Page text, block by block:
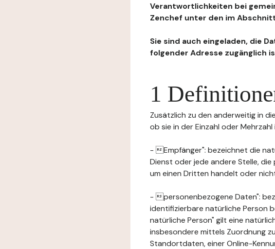
Verantwortlichkeiten bei
Zenchef unter den im
Sie sind auch eingeladen, die
folgender Adresse zugänglich
1
Zusätzlich zu den anderweitig in
ob sie in der Einzahl oder
- Empfänger": bezeichnet die
Dienst oder jede andere Stelle,
um einen Dritten handelt oder
- personenbezogene Daten":
identifizierbare natürliche Person
natürliche Person" gilt eine
insbesondere mittels Zuordnung
Standortdaten, einer Online-